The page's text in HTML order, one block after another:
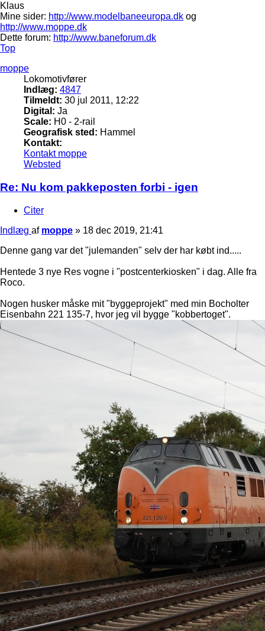
Klaus
Mine sider: http://www.modelbaneeuropa.dk og
http://www.moppe.dk
Dette forum: http://www.baneforum.dk
Top
moppe
Lokomotivfører
Indlæg: 4847
Tilmeldt: 30 jul 2011, 12:22
Digital: Ja
Scale: H0 - 2-rail
Geografisk sted: Hammel
Kontakt:
Kontakt moppe
Websted
Re: Nu kom pakkeposten forbi - igen
Citer
Indlæg af moppe » 18 dec 2019, 21:41
Denne gang var det "julemanden" selv der har købt ind.....
Hentede 3 nye Res vogne i "postcenterkiosken" i dag. Alle fra
Roco.
Nogen husker måske mit "byggeprojekt" med min Bocholter
Eisenbahn 221 135-7, hvor jeg vil bygge "kobbertoget".